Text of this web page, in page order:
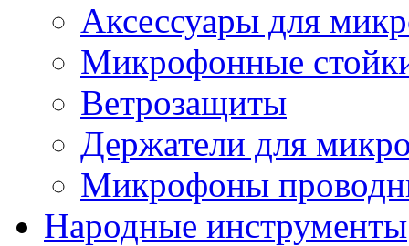
Аксессуары для
Микрофонные
Ветрозащиты
Держатели для
Микрофоны
Народные инструменты